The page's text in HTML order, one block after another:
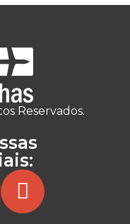
Reservados.